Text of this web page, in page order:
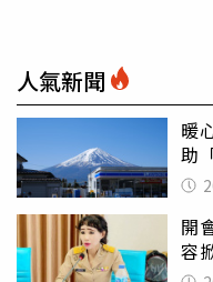
人氣新聞
暖
助
山
開
容
錯